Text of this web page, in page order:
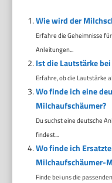
Wie wird der
Erfahre die Geheimnisse
Anleitungen...
Ist die Lautstärke
Erfahre, ob die Lautstärke
Wo finde ich eine
Milchaufschäumer?
Du suchst eine deutsche
findest...
Wo finde ich
Milchaufschäumer-
Finde bei uns die